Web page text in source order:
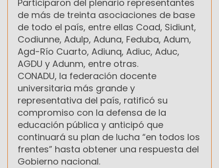
Participaron del plenario representantes
de más de treinta asociaciones de base
de todo el país, entre ellas Coad, Sidiunt,
Codiunne, Adulp, Aduna, Feduba, Adum,
Agd-Río Cuarto, Adiunq, Adiuc, Aduc,
AGDU y Adunm, entre otras.
CONADU, la federación docente
universitaria más grande y
representativa del país, ratificó su
compromiso con la defensa de la
educación pública y anticipó que
continuará su plan de lucha “en todos los
frentes” hasta obtener una respuesta del
Gobierno nacional.